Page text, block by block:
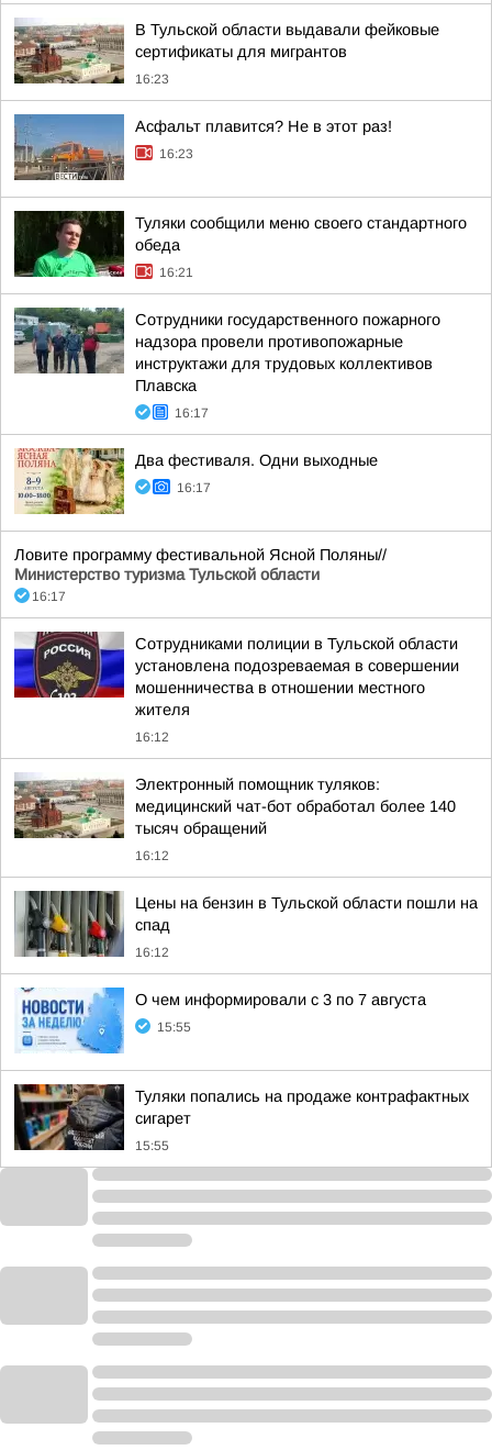
В Тульской области выдавали фейковые
сертификаты для мигрантов
16:23
Асфальт плавится? Не в этот раз!
16:23
Туляки сообщили меню своего стандартного
обеда
16:21
Сотрудники государственного пожарного
надзора провели противопожарные
инструктажи для трудовых коллективов
Плавска
16:17
Два фестиваля. Одни выходные
16:17
Ловите программу фестивальной Ясной Поляны//
Министерство туризма Тульской области
16:17
Сотрудниками полиции в Тульской области
установлена подозреваемая в совершении
мошенничества в отношении местного
жителя
16:12
Электронный помощник туляков:
медицинский чат-бот обработал более 140
тысяч обращений
16:12
Цены на бензин в Тульской области пошли на
спад
16:12
О чем информировали с 3 по 7 августа
15:55
Туляки попались на продаже контрафактных
сигарет
15:55